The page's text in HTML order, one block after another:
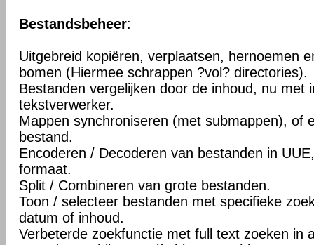
Bestandsbeheer:
Uitgebreid kopiëren, verplaatsen, hernoemen
bomen (Hiermee schrappen ?vol? directories).
Bestanden vergelijken door de inhoud, nu met
tekstverwerker.
Mappen synchroniseren (met submappen), of
bestand.
Encoderen / Decoderen van bestanden in
formaat.
Split / Combineren van grote bestanden.
Toon / selecteer bestanden met specifieke
datum of inhoud.
Verbeterde zoekfunctie met full text zoeken in